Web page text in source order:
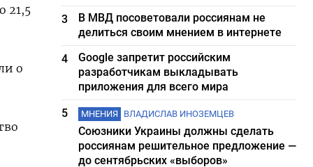
21,5
о
3
В МВД посоветовали россиянам не
делиться своим мнением в интернете
4
Google запретит российским
разработчикам выкладывать
приложения для всего мира
5
МНЕНИЯ ВЛАДИСЛАВ ИНОЗЕМЦЕВ
Союзники Украины должны сделать
россиянам решительное предложение —
до сентябрьских «выборов»